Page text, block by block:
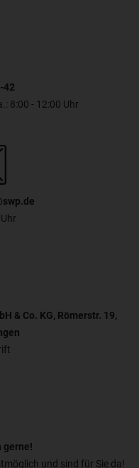
42
8:00 - 12:00 Uhr
& Co. KG, Römerstr. 19,
gerne!
und sind für Sie da!